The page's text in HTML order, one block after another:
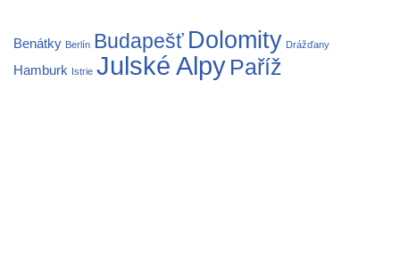
Benátky Berlín Budapešť Dolomity Drážďany
Hamburk Istrie Julské Alpy Paříž